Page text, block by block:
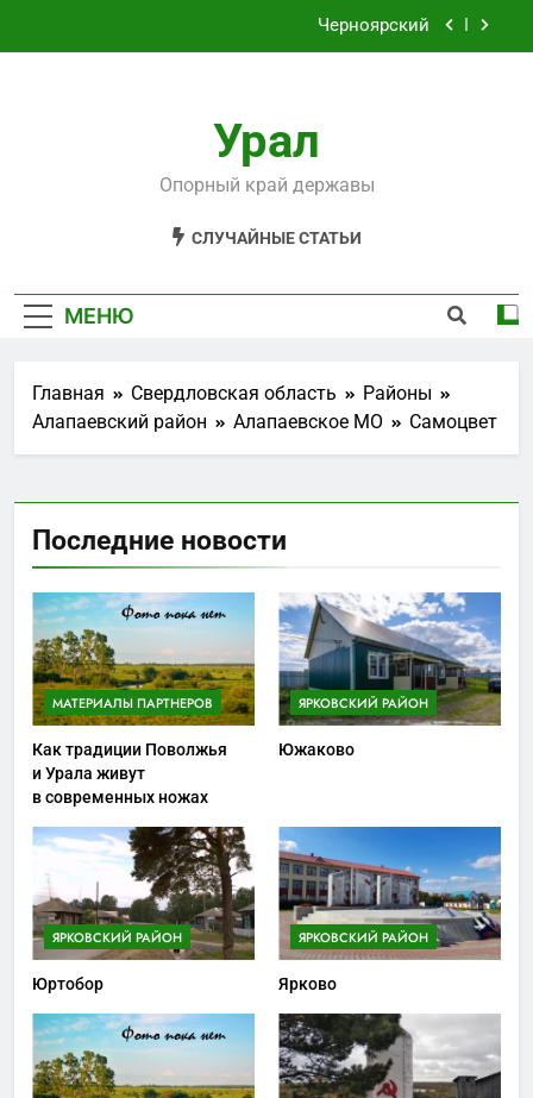
Черноярский
Староуткинск
Черноярский
Урал
Опорный край державы
СЛУЧАЙНЫЕ СТАТЬИ
МЕНЮ
Главная Свердловская область
Районы
Алапаевский район
Алапаевское МО Самоцвет
Последние новости
МАТЕРИАЛЫ ПАРТНЕРОВ
Как традиции Поволжья
и Урала живут
в современных ножах
ЯРКОВСКИЙ РАЙОН
Южаково
ЯРКОВСКИЙ РАЙОН
Юртобор
ЯРКОВСКИЙ РАЙОН
Ярково